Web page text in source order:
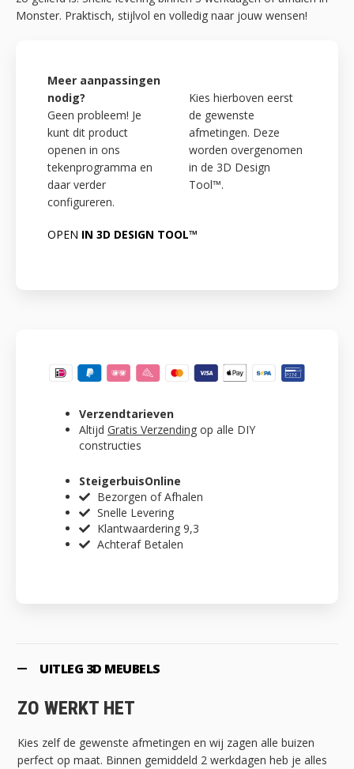
Monster. Praktisch, stijlvol en volledig naar jouw wensen!
Meer aanpassingen
nodig?
Geen probleem! Je
kunt dit product
openen in ons
tekenprogramma en
daar verder
configureren.
Kies hierboven eerst
de gewenste
afmetingen. Deze
worden overgenomen
in de 3D Design
Tool™.
OPEN IN 3D DESIGN TOOL™
Verzendtarieven
Altijd Gratis Verzending op alle DIY
constructies
SteigerbuisOnline
Bezorgen of Afhalen
Snelle Levering
Klantwaardering 9,3
Achteraf Betalen
UITLEG 3D MEUBELS
ZO WERKT HET
Kies zelf de gewenste afmetingen en wij zagen alle buizen
perfect op maat. Binnen gemiddeld 2 werkdagen heb je alles